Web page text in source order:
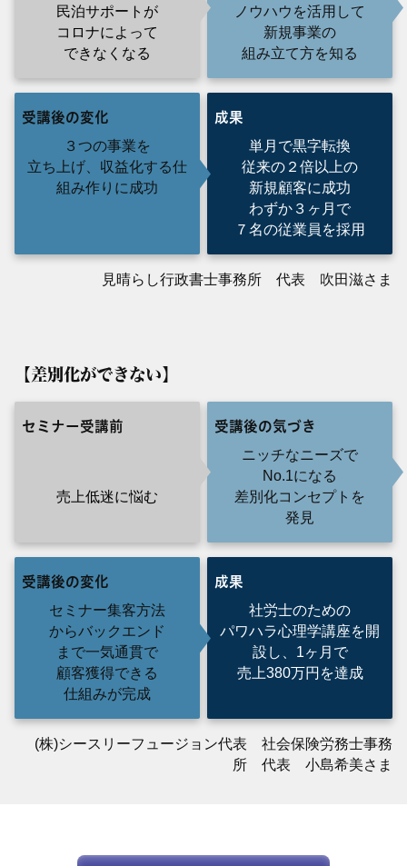
民泊サポートが
コロナによって
できなくなる
ノウハウを活用して
新規事業の
組み立て方を知る
受講後の変化
３つの事業を
立ち上げ、収益化する仕
組み作りに成功
成果
単月で黒字転換
従来の２倍以上の
新規顧客に成功
わずか３ヶ月で
７名の従業員を採用
見晴らし行政書士事務所 代表 吹田滋さま
【差別化ができない】
セミナー受講前
売上低迷に悩む
受講後の気づき
ニッチなニーズで
No.1になる
差別化コンセプトを
発見
受講後の変化
セミナー集客方法
からバックエンド
まで一気通貫で
顧客獲得できる
仕組みが完成
成果
社労士のための
パワハラ心理学講座を開
設し、1ヶ月で
売上380万円を達成
(株)シースリーフュージョン代表 社会保険労務士事務
所 代表 小島希美さま